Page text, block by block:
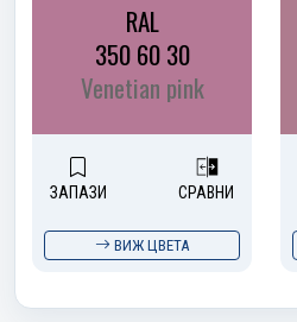
RAL
350 60 30
Venetian pink
ЗАПАЗИ СРАВНИ
ВИЖ ЦВЕТА